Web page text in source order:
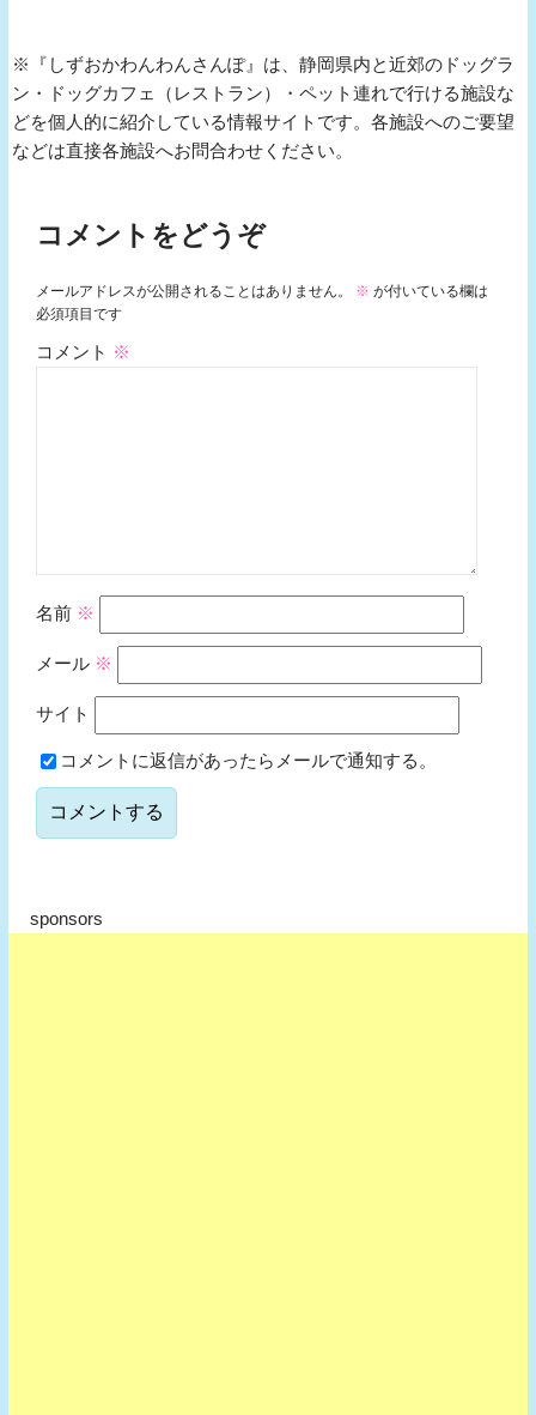
※『しずおかわんわんさんぽ』は、静岡県内と近郊のドッグラ
ン・ドッグカフェ（レストラン）・ペット連れで行ける施設な
どを個人的に紹介している情報サイトです。各施設へのご要望
などは直接各施設へお問合わせください。
コメントをどうぞ
メールアドレスが公開されることはありません。 ※ が付いている欄は
必須項目です
コメント ※
名前 ※
メール ※
サイト
コメントに返信があったらメールで通知する。
sponsors